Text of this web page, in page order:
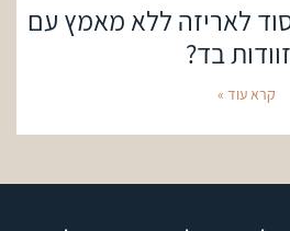
לאריזה ללא מאמץ עם
בד?
קרא עוד »